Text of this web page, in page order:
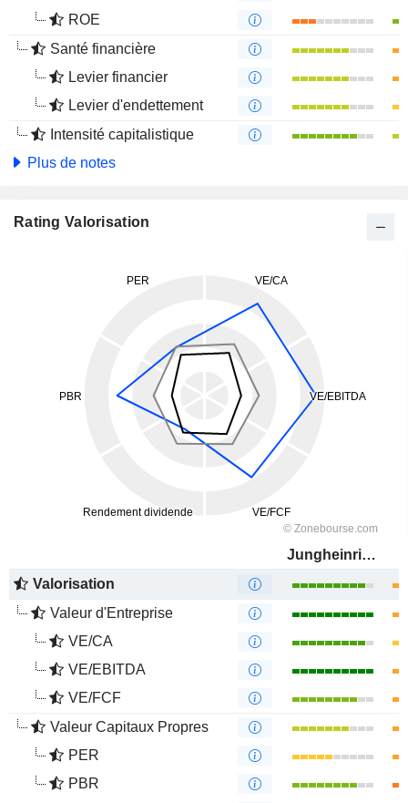
ROE
Santé financière
Levier financier
Levier d'endettement
Intensité capitalistique
Plus de notes
Rating Valorisation
Jungheinrich AG
Valorisation
Valeur d'Entreprise
VE/CA
VE/EBITDA
VE/FCF
Valeur Capitaux Propres
PER
PBR